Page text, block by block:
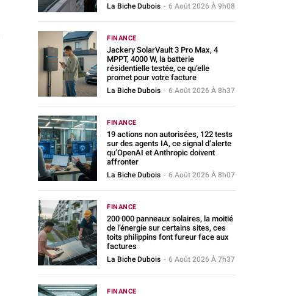
La Biche Dubois - 6 Août 2026 À 9h08
FINANCE
Jackery SolarVault 3 Pro Max, 4
MPPT, 4000 W, la batterie
résidentielle testée, ce qu’elle
promet pour votre facture
La Biche Dubois - 6 Août 2026 À 8h37
FINANCE
19 actions non autorisées, 122 tests
sur des agents IA, ce signal d’alerte
qu’OpenAI et Anthropic doivent
affronter
La Biche Dubois - 6 Août 2026 À 8h07
FINANCE
200 000 panneaux solaires, la moitié
de l’énergie sur certains sites, ces
toits philippins font fureur face aux
factures
La Biche Dubois - 6 Août 2026 À 7h37
FINANCE